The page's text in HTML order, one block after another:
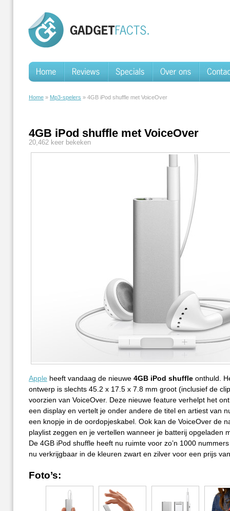
Home » Mp3-spelers » 4GB iPod shuffle met VoiceOver
4GB iPod shuffle met VoiceOver
20,462 keer bekeken
Apple heeft vandaag de nieuwe 4GB iPod shuffle onthuld.
ontwerp is slechts 45.2 x 17.5 x 7.8 mm groot (inclusief de
voorzien van VoiceOver. Deze nieuwe feature verhelpt het
een display en vertelt je onder andere de titel en artiest van
een knopje in de oordopjeskabel. Ook kan de VoiceOver de
playlist zeggen en je vertellen wanneer je batterij opgeladen
De 4GB iPod shuffle heeft nu ruimte voor zo’n 1000
nu verkrijgbaar in de kleuren zwart en zilver voor een prijs
Foto’s: